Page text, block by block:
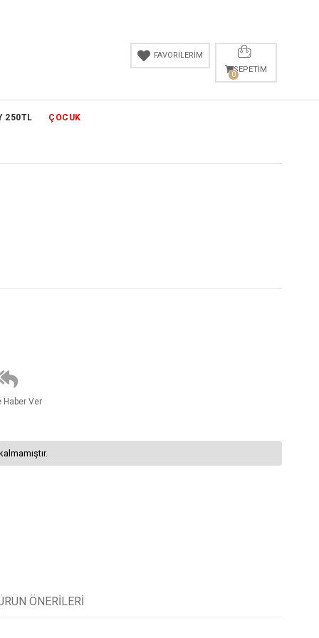
SEPETIM
0
FAVORİLERİM
250TL ÇOCUK
Haber Ver
ÖNERILERI